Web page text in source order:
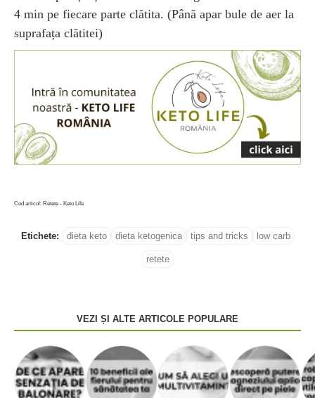
4 min pe fiecare parte clătita. (Până apar bule de aer la
suprafața clătitei)
Cod articol: Retete - Keto Life
Etichete: dieta keto dieta ketogenica tips and tricks low carb
retete
VEZI ȘI ALTE ARTICOLE POPULARE